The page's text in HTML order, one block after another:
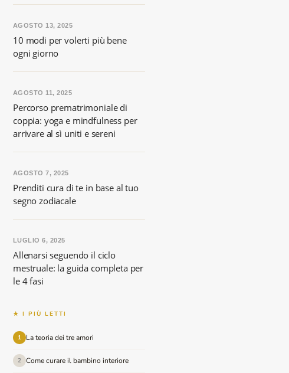
10 modi per volerti più bene
ogni giorno
AGOSTO 13, 2025
Percorso prematrimoniale di
coppia: yoga e mindfulness per
arrivare al sì uniti e sereni
AGOSTO 11, 2025
Prenditi cura di te in base al tuo
segno zodiacale
AGOSTO 7, 2025
Allenarsi seguendo il ciclo
mestruale: la guida completa per
le 4 fasi
LUGLIO 6, 2025
★ I PIÙ LETTI
1 La teoria dei tre amori
2 Come curare il bambino interiore